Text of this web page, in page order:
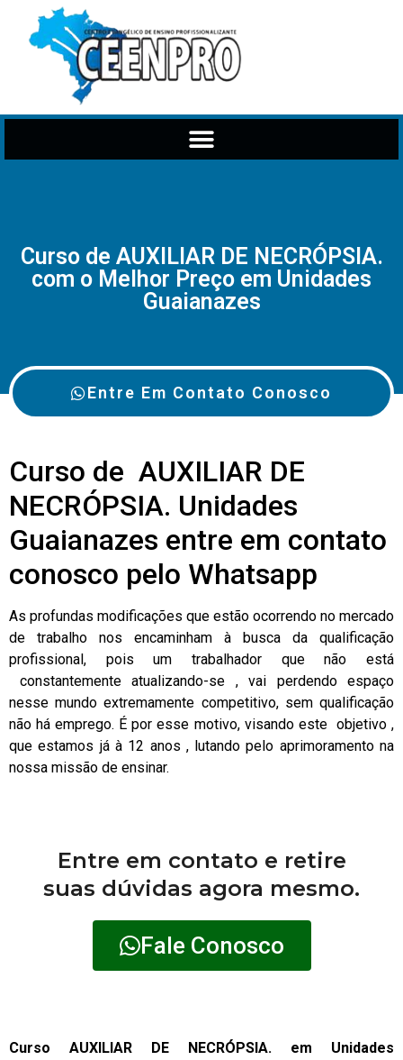
Curso de AUXILIAR DE NECRÓPSIA.
com o Melhor Preço em Unidades
Guaianazes
Entre Em Contato Conosco
Curso de AUXILIAR DE
NECRÓPSIA. Unidades
Guaianazes entre em contato
conosco pelo Whatsapp
As profundas modificações que estão ocorrendo no mercado
de trabalho nos encaminham à busca da qualificação
profissional, pois um trabalhador que não está
constantemente atualizando-se , vai perdendo espaço
nesse mundo extremamente competitivo, sem qualificação
não há emprego. É por esse motivo, visando este objetivo ,
que estamos já à 12 anos , lutando pelo aprimoramento na
nossa missão de ensinar.
Entre em contato e retire
suas dúvidas agora mesmo.
Fale Conosco
Curso AUXILIAR DE NECRÓPSIA. em Unidades